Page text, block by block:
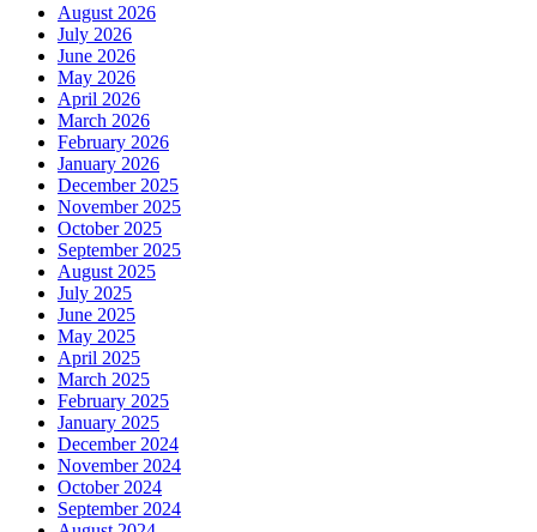
August 2026
July 2026
June 2026
May 2026
April 2026
March 2026
February 2026
January 2026
December 2025
November 2025
October 2025
September 2025
August 2025
July 2025
June 2025
May 2025
April 2025
March 2025
February 2025
January 2025
December 2024
November 2024
October 2024
September 2024